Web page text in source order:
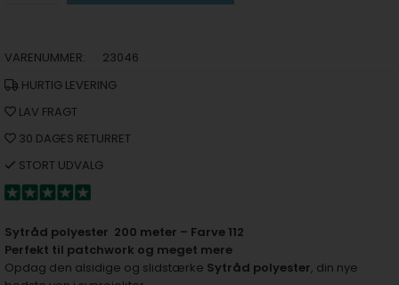
VARENUMMER:
23046
HURTIG LEVERING
LAV FRAGT
30 DAGES RETURRET
STORT UDVALG
Sytråd polyester 200 meter – Farve 112
Perfekt til patchwork og meget mere
Opdag den alsidige og slidstærke Sytråd polyester, din nye